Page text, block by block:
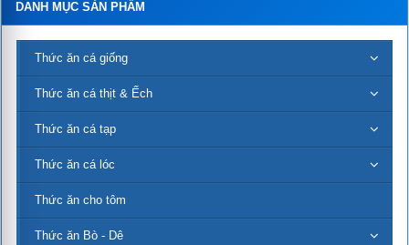
DANH MỤC SẢN PHẨM
Thức ăn cá giống
Thức ăn cá thịt & Ếch
Thức ăn cá tạp
Thức ăn cá lóc
Thức ăn cho tôm
Thức ăn Bò - Dê